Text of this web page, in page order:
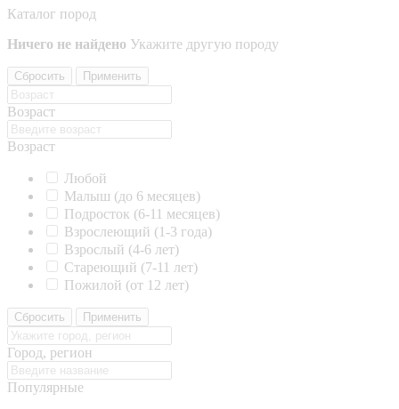
Каталог пород
Ничего не найдено Укажите другую породу
Сбросить Применить
Возраст
Возраст
Любой
Малыш (до 6 месяцев)
Подросток (6-11 месяцев)
Взрослеющий (1-3 года)
Взрослый (4-6 лет)
Стареющий (7-11 лет)
Пожилой (от 12 лет)
Сбросить Применить
Город, регион
Популярные